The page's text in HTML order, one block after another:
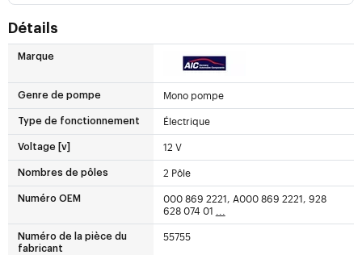
Détails
Marque
Genre de pompe Mono pompe
Type de fonctionnement Électrique
Voltage [v] 12 V
Nombres de pôles 2 Pôle
Numéro OEM
000 869 2221, A000 869 2221, 928
628 074 01 ...
Numéro de la pièce du
fabricant
55755